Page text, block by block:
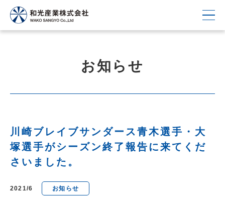
お知らせ
川崎ブレイブサンダース青木選手・大
塚選手がシーズン終了報告に来てくだ
さいました。
2021/6 お知らせ